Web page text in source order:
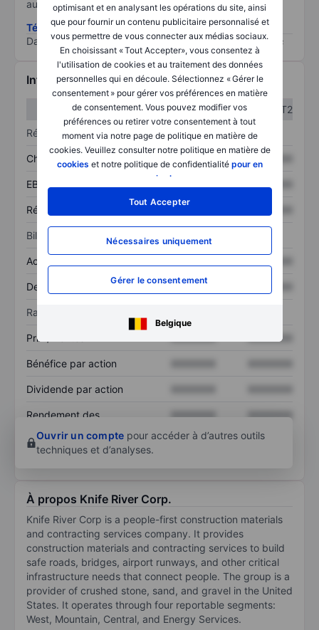
optimisant et en analysant les opérations du site, ainsi
que pour fournir un contenu publicitaire personnalisé et
vous permettre de vous connecter aux médias sociaux.
En choisissant « Tout Accepter», vous consentez à
l'utilisation de cookies et au traitement des données
personnelles qui en découle. Sélectionnez « Gérer le
consentement » pour gérer vos préférences en matière
de consentement. Vous pouvez modifier vos
préférences ou retirer votre consentement à tout
moment via notre page de politique en matière de
cookies. Veuillez consulter notre politique en matière de
cookies et notre politique de confidentialité pour en
savoir plus
Tout Accepter
Nécessaires uniquement
Gérer le consentement
Belgique
au risque le plus élevé).
Télécharger la méthodologie ESG (en anglais)
Data provided by
/
Informations financières
T1
T2
Résultats
Chiffre d’affaires XXXXXXX
EBITDA
Résultat net XXXXXXX
Bilan
Actif total
Dette totale XXXXXXX
Ratios
Prix / ventes XXXXXXX
Bénéfice par action
Dividende par action
Rendement des
XXXXXXX
XXXXXXX
Ouvrir un compte pour accéder à d’autres outils
techniques et d’analyses.
À propos Knife River Corp.
Knife River Corp is a people-first construction materials
and contracting services company. It provides
construction materials and contracting services to build
safe roads, bridges, airport runways, and other critical
infrastructure needs that connect people. The group is a
provider of crushed stone, sand, and gravel in the United
States. It operates through four reportable segments:
West, Mountain, Central, and Energy Services.